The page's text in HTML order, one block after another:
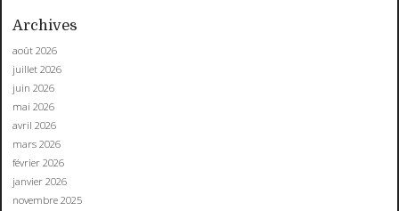
Archives
août 2026
juillet 2026
juin 2026
mai 2026
avril 2026
mars 2026
février 2026
janvier 2026
novembre 2025